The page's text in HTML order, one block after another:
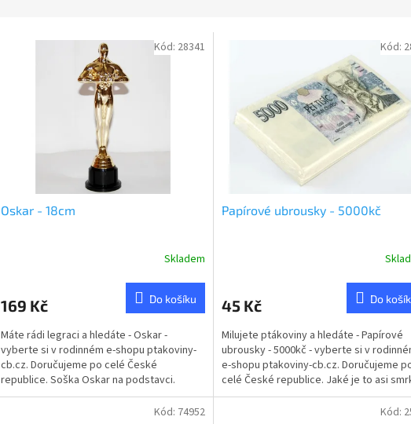
Oskar - 18cm
je
z
5
hvězdiček.
Skladem
169 Kč Do košíku
Máte rádi legraci a hledáte - Oskar -
vyberte si v rodinném e-shopu ptakoviny-
cb.cz. Doručujeme po celé České
republice. Soška Oskar na podstavci.
Chcete ocenit své blízké...
Kód: 28341
Papírové ubrousky - 5000kč
je
z
5
hvězdiček.
45 Kč Do
Milujete ptákoviny a hledáte - Papírové
ubrousky - 5000kč - vyberte si v
e-shopu ptakoviny-cb.cz. Doručujeme
celé České republice. Jaké je to asi
do takhle...
Kód:
Kód: 74952 Kód: